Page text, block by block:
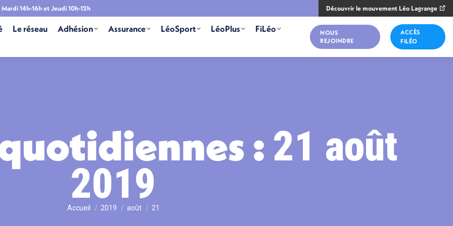
Mardi 14h-16h et Jeudi 10h-12h Découvrir le mouvement Léo Lagrange
Le réseau Adhésion Assurance LéoSport LéoPlus FiLéo
NOUS
REJOINDRE
ACCÈS
FILÉO
: 21 août
2019
Vous êtes ici :
Accueil 2019 août 21